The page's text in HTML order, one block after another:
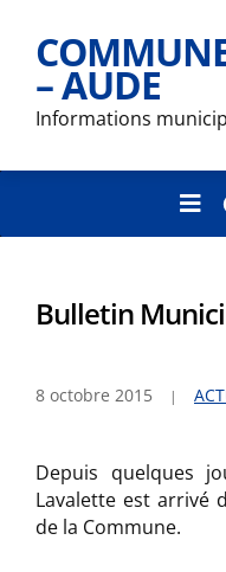
– AUDE
Informations
Bulletin
8 octobre 2015
Depuis quelques
Lavalette est arrivé
de la Commune.